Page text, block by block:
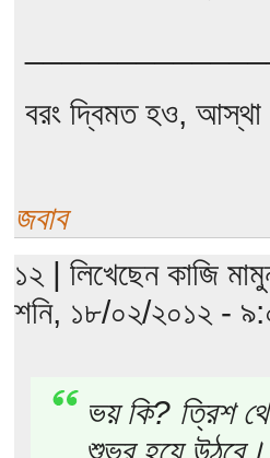
বরং দ্বিমত হও, আস্থা
জবাব
১২ | লিখেছেন কাজি
শনি, ১৮/০২/২০১২ -
ভয় কি? ত্রিশ
শুভ্র হয়ে উঠবে।